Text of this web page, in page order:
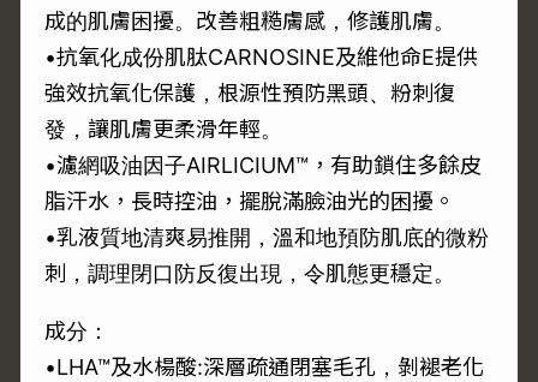
成的肌膚困擾。改善粗糙膚感，修護肌膚。
•抗氧化成份肌肽CARNOSINE及維他命E提供
強效抗氧化保護，根源性預防黑頭、粉刺復
發，讓肌膚更柔滑年輕。
•濾網吸油因子AIRLICIUM™，有助鎖住多餘皮
脂汗水，長時控油，擺脫滿臉油光的困擾。
•乳液質地清爽易推開，溫和地預防肌底的微粉
刺，調理閉口防反復出現，令肌態更穩定。
成分：
•LHA™及水楊酸:深層疏通閉塞毛孔，剝褪老化